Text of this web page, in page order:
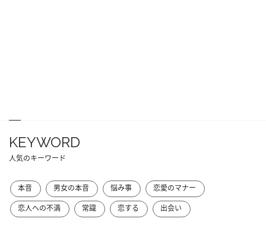
KEYWORD
人気のキーワード
本音 男女の本音 悩み事
恋愛のマナー
恋人への不満
常識 恋する 出会い